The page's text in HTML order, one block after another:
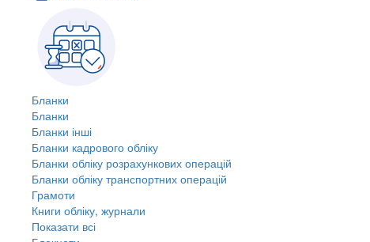
Бланки
Бланки
Бланки інші
Бланки кадрового обліку
Бланки обліку розрахункових операцій
Бланки обліку транспортних операцій
Грамоти
Книги обліку, журнали
Показати всі